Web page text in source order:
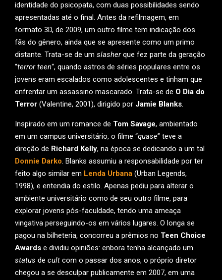
identidade do psicopata, com duas possibilidades sendo
apresentadas até o final. Antes da refilmagem, em
formato 3D, de 2009, um outro filme tem indicação dos
fãs do gênero, ainda que se apresente como um primo
distante. Trata-se de um slasherque fez parte da geração
“terror teen“, quando astros de séries populares entre os
jovens eram escalados como adolescentes e tinham que
enfrentar um assassino mascarado. Trata-se de O Dia do
Terror (Valentine, 2001), dirigido por Jamie Blanks.
Inspirado em um romance de Tom Savage, ambientado
em um campus universitário, o filme “quase” teve a
direção de Richard Kelly, na época se dedicando a um tal
Donnie Darko. Blanks assumiu a responsabilidade por ter
feito algo similar em Lenda Urbana (Urban Legends,
1998), e entendia do estilo. Apenas pediu para alterar o
ambiente universitário como de seu outro filme, para
explorar jovens pós-faculdade, tendo uma ameaça
vingativa perseguindo-os em vários lugares. O longa se
pagou na bilheteria, concorreu a prêmios no Teen Choice
Awards e dividiu opiniões: enbora tenha alcançado um
status de cult com o passar dos anos, o próprio diretor
chegou a se desculpar publicamente em 2007, em uma